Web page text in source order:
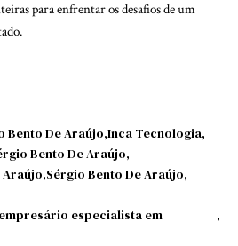
para enfrentar os desafios de um
Bento De Araújo Inca Tecnologia
Bento De Araújo
Araújo Sérgio Bento De Araújo
especialista em